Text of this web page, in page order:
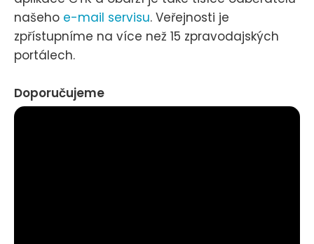
našeho e-mail servisu. Veřejnosti je
zpřístupníme na více než 15 zpravodajských
portálech.
Doporučujeme